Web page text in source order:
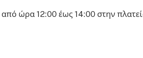
ώρα 12:00 έως 14:00 στην